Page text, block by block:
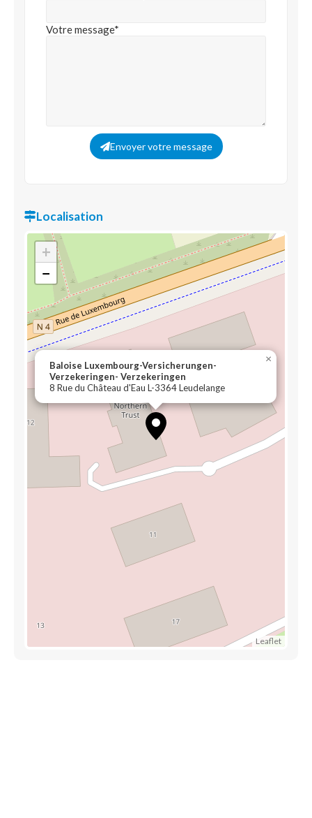
Votre message*
Envoyer votre message
Localisation
Baloise Luxembourg-Versicherungen-
Verzekeringen- Verzekeringen
8 Rue du Château d'Eau L-3364 Leudelange
×
+
−
Leaflet